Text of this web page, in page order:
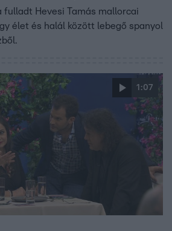
fulladt Hevesi Tamás mallorcai
élet és halál között lebegő spanyol
1:07